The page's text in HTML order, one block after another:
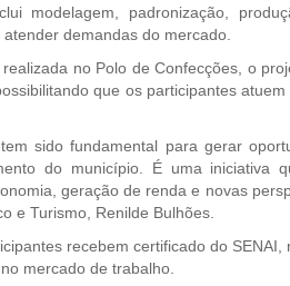
modelagem, padronização,
demandas do mercado.
no Polo de Confecções, o
que os participantes
sido fundamental para gerar
do município. É uma iniciativa
geração de renda e novas
e Turismo, Renilde Bulhões.
recebem certificado do
mercado de trabalho.